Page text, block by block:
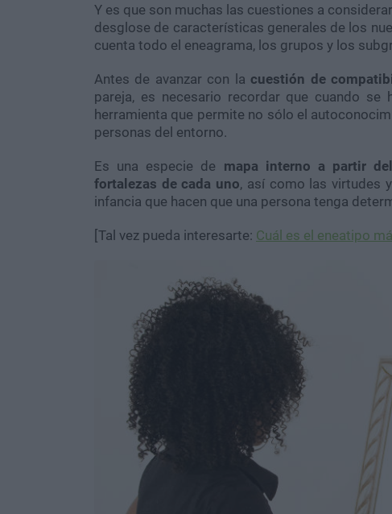
Y es que son muchas las cuestiones a
desglose de características generales de los
cuenta todo el eneagrama, los grupos y los
Antes de avanzar con la cuestión de
pareja, es necesario recordar que cuando se
herramienta que permite no sólo el
personas del entorno.
Es una especie de mapa interno a partir
fortalezas de cada uno, así como las virtudes
infancia que hacen que una persona tenga
[Tal vez pueda interesarte: Cuál es el eneatipo